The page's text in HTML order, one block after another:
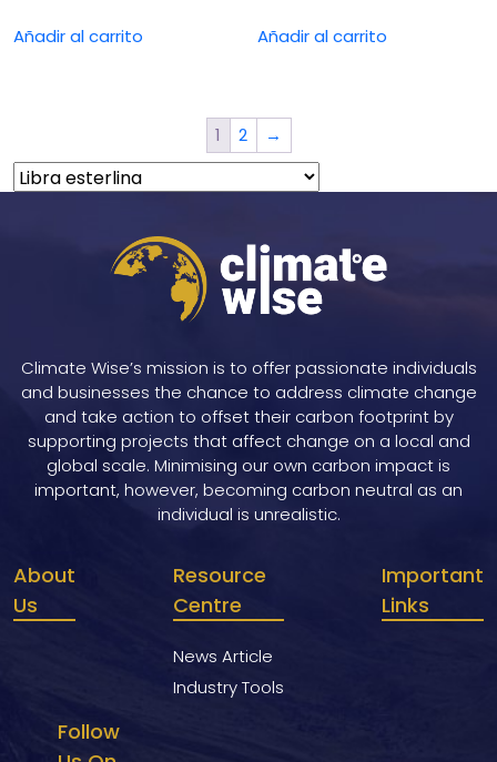
Añadir al carrito Añadir al carrito
1 2 →
Climate Wise’s mission is to offer passionate individuals
and businesses the chance to address climate change
and take action to offset their carbon footprint by
supporting projects that affect change on a local and
global scale. Minimising our own carbon impact is
important, however, becoming carbon neutral as an
individual is unrealistic.
About
Us
Resource
Centre
News Article
Industry Tools
Important
Links
Follow